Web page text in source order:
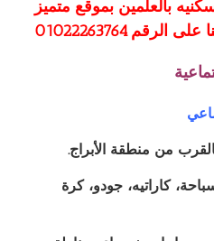
بالعلمين بموقع متميز
⁦01022263764⁩
من منطقة الأبراج.
كاراتيه، جودو، كرة